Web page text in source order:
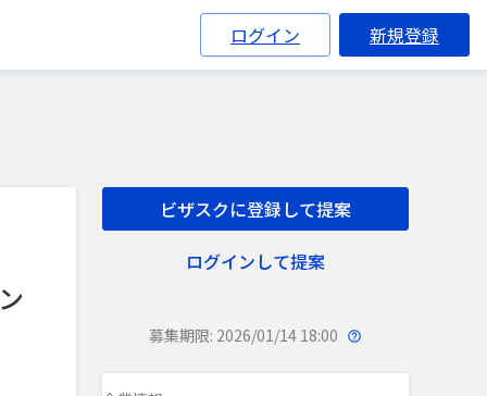
ログイン 新規登録
ビザスクに登録して提案
ログインして提案
募集期限: 2026/01/14 18:00